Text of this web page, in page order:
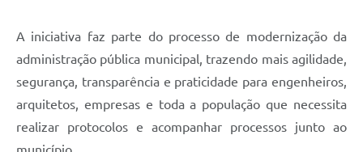
A iniciativa faz parte do processo de modernização da
administração pública municipal, trazendo mais agilidade,
segurança, transparência e praticidade para engenheiros,
arquitetos, empresas e toda a população que necessita
realizar protocolos e acompanhar processos junto ao